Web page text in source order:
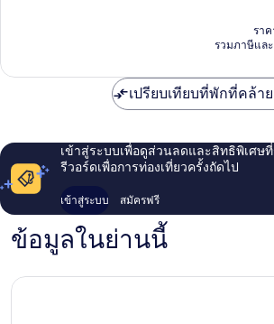
รา
รวมภาษีแล
เปรียบเทียบที่พักที่คล้า
เข้าสู่ระบบเพื่อดูส่วนลดและสิทธิพิเศษ
รีวอร์ดเพื่อการท่องเที่ยวครั้งถัดไป
เข้าสู่ระบบ สมัครฟรี
ข้อมูลในย่านนี้